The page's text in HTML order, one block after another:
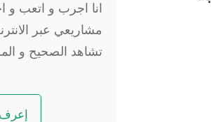
انا اجرب و اتعب و
مشاريعي عبر
تشاهد الصحيح و